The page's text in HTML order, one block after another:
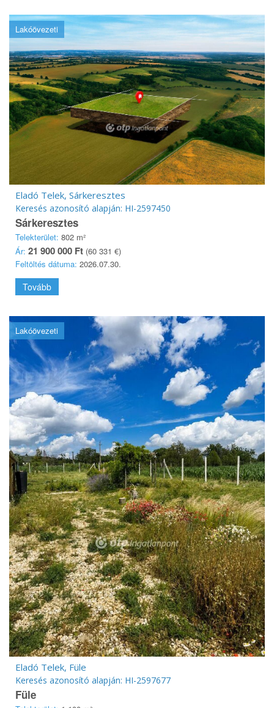
Lakóövezeti
Eladó Telek, Sárkeresztes
Keresés azonosító alapján: HI-2597450
Sárkeresztes
Telekterület: 802 m²
Ár: 21 900 000 Ft (60 331 €)
Feltöltés dátuma: 2026.07.30.
Tovább
Lakóövezeti
Eladó Telek, Füle
Keresés azonosító alapján: HI-2597677
Füle